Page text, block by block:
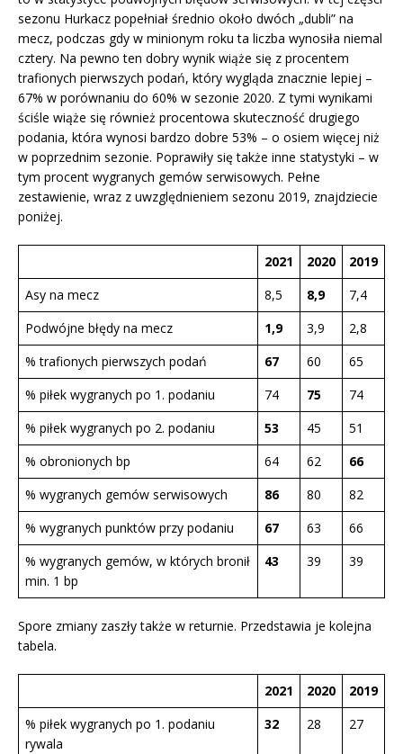
sezonu Hurkacz popełniał średnio około dwóch „dubli” na
mecz, podczas gdy w minionym roku ta liczba wynosiła niemal
cztery. Na pewno ten dobry wynik wiąże się z procentem
trafionych pierwszych podań, który wygląda znacznie lepiej –
67% w porównaniu do 60% w sezonie 2020. Z tymi wynikami
ściśle wiąże się również procentowa skuteczność drugiego
podania, która wynosi bardzo dobre 53% – o osiem więcej niż
w poprzednim sezonie. Poprawiły się także inne statystyki – w
tym procent wygranych gemów serwisowych. Pełne
zestawienie, wraz z uwzględnieniem sezonu 2019, znajdziecie
poniżej.
2021 2020
2019
Asy na mecz
8,5 8,9
7,4
Podwójne błędy na mecz
1,9 3,9
2,8
% trafionych pierwszych podań
67 60
65
% piłek wygranych po 1. podaniu
74 75
74
% piłek wygranych po 2. podaniu
53 45
51
% obronionych bp
64 62
66
% wygranych gemów serwisowych
86 80
82
% wygranych punktów przy podaniu
67 63
66
% wygranych gemów, w których bronił
min. 1 bp
43 39 39
Spore zmiany zaszły także w returnie. Przedstawia je kolejna
tabela.
2021 2020
2019
% piłek wygranych po 1. podaniu
rywala
32 28 27